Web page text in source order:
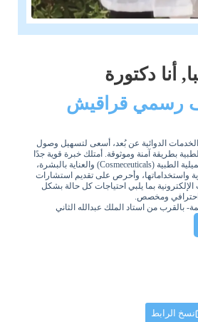
أنا دكتورة
رسمي قراقيش
الدوائية عن بُعد، أسعى لتسهيل وصول
بطريقة آمنة وموثوقة. أمتلك خبرة قوية جدًا
في مجال المستحضرات التجميلية الطبية (Cosmeceuticals) والعناية بالبشرة،
واستخداماتها، وأحرص على تقديم استشارات
بما يلبي احتياجات كل حالة بشكل
احترافي ومخصص.
بالقرب من استاد الملك عبدالله الثاني
نسخ الرابط